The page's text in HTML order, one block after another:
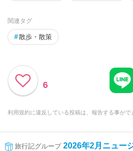
関連タグ
#散歩・散策
6
利用規約に違反している投稿は、報告する事がで
旅行記グループ 2026年2月ニュー